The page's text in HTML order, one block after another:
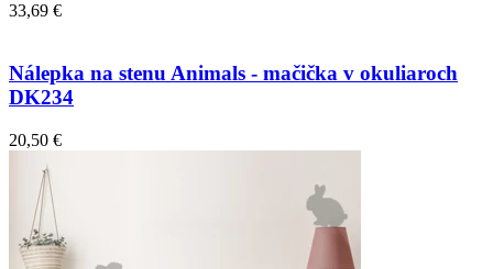
33,69 €
Nálepka na stenu Animals - mačička v okuliaroch
DK234
20,50 €